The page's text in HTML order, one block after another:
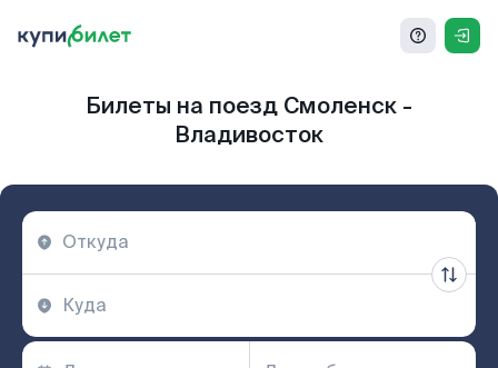
Билеты на поезд Смоленск -
Владивосток